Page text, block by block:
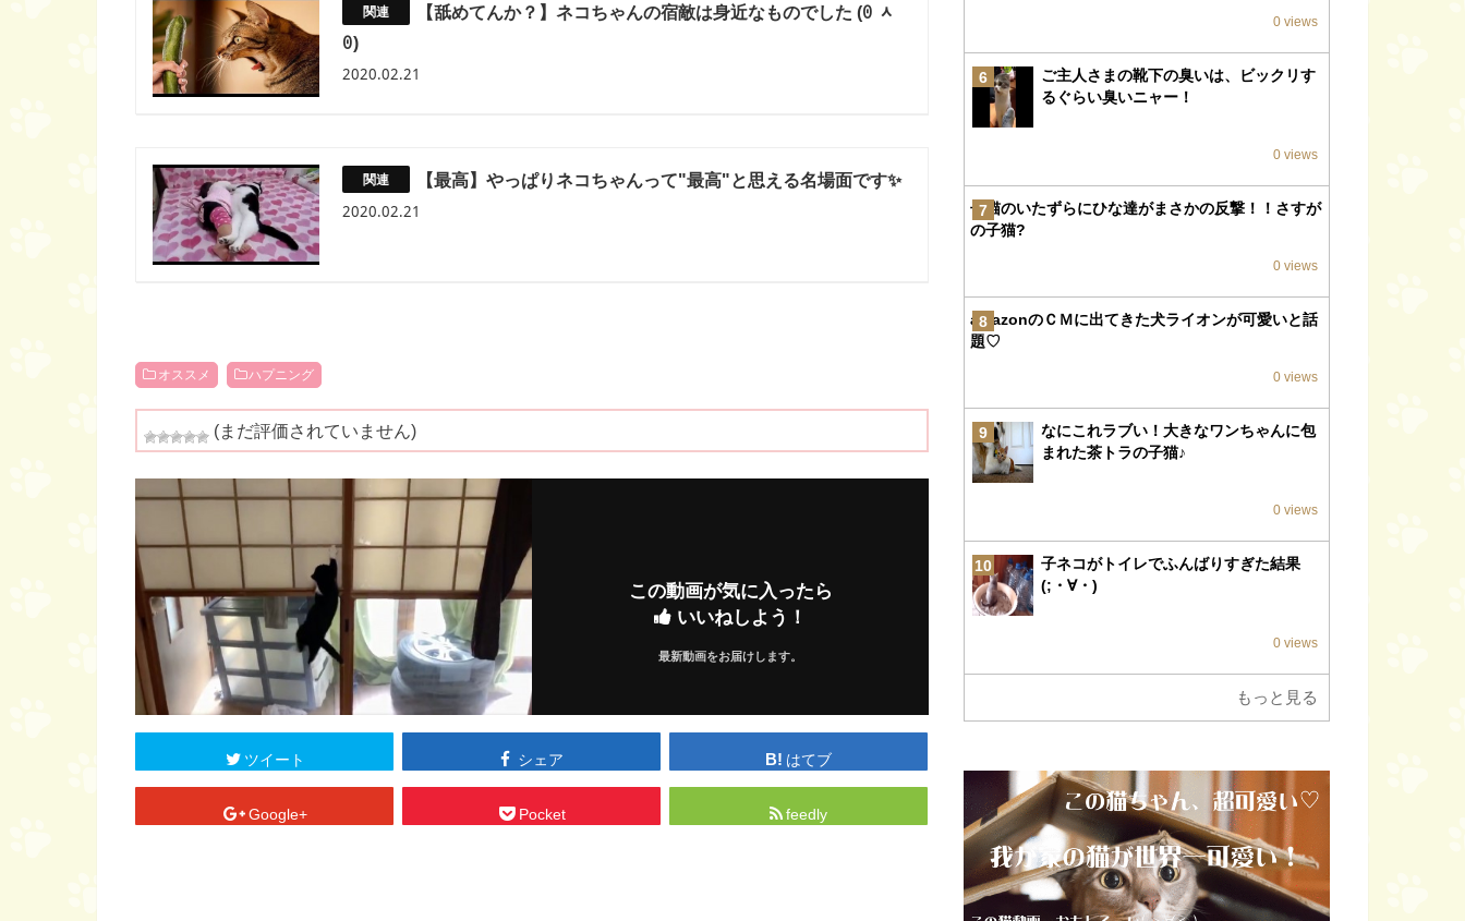
【舐めてんか？】ネコちゃんの宿敵は身近なものでした (ꏿ ᆺ
ꏿ)
2020.02.21
【最高】やっぱりネコちゃんって"最高"と思える名場面です✨
2020.02.21
オススメ ハプニング
(まだ評価されていません)
この動画が気に入ったら
いいねしよう！
最新動画をお届けします。
ツイート シェア はてブ
Google+ Pocket feedly
0 views
6
ご主人さまの靴下の臭いは、ビックリす
るぐらい臭いニャー！
0 views
7
子猫のいたずらにひな達がまさかの反撃！！さすが
の子猫?
0 views
8
amazonのＣＭに出てきた犬ライオンが可愛いと話
題♡
0 views
9
なにこれラブい！大きなワンちゃんに包
まれた茶トラの子猫♪
0 views
10
子ネコがトイレでふんばりすぎた結果
(;・∀・)
0 views
もっと見る